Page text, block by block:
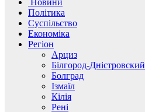
Новини
Політика
Суспільство
Економіка
Регіон
Арциз
Білгород-Дністровский
Болград
Ізмаїл
Кілія
Рені